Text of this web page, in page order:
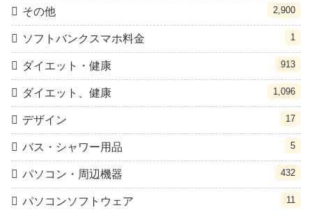
その他 2,900
ソフトバンクスマホ料金 1
ダイエット・健康 913
ダイエット、健康 1,096
デザイン 17
バス・シャワー用品 5
パソコン・周辺機器 432
パソコンソフトウェア 11